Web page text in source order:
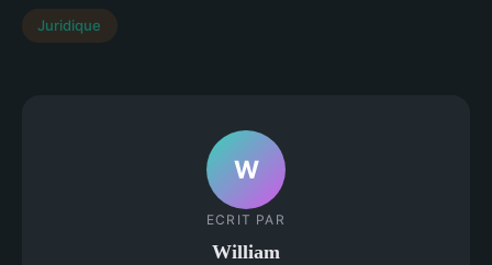
Juridique
W
ECRIT PAR
William